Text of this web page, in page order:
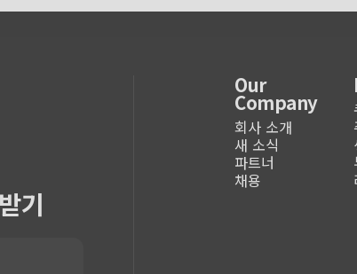
Our
Company
회사 소개
새 소식
파트너
채용
기